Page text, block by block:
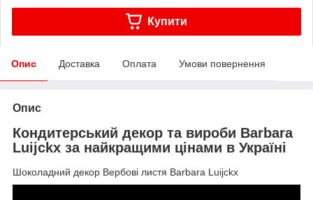
Купити
Опис Доставка Оплата Умови повернення
Опис
Кондитерський декор та вироби Barbara
Luijckx за найкращими цінами в Україні
Шоколадний декор Вербові листя Barbara Luijckx